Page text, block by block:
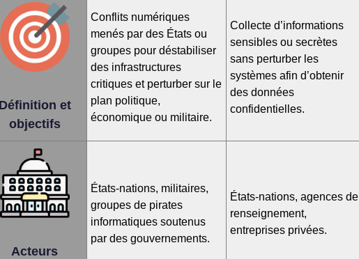
et
objectifs
Conflits numériques
menés par des États ou
groupes pour déstabiliser
des infrastructures
critiques et perturber sur le
plan politique,
économique ou militaire.
Collecte d’informations
sensibles ou secrètes
sans perturber les
systèmes afin d’obtenir
des données
confidentielles.
Acteurs
États-nations, militaires,
groupes de pirates
informatiques soutenus
par des gouvernements.
États-nations, agences de
renseignement,
entreprises privées.